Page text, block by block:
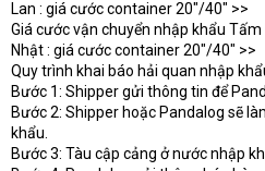
Lan : giá cước container 20"/40" >>
Giá cước vận chuyển nhập khẩu
Nhật : giá cước container 20"/40" >>
Quy trình khai báo hải quan nhập
Bước 1: Shipper gửi thông tin để
Bước 2: Shipper hoặc Pandalog sẽ
khẩu.
Bước 3: Tàu cập cảng ở nước nhập